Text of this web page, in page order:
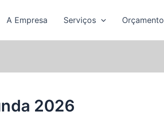
A Empresa Serviços Orçamento
2026